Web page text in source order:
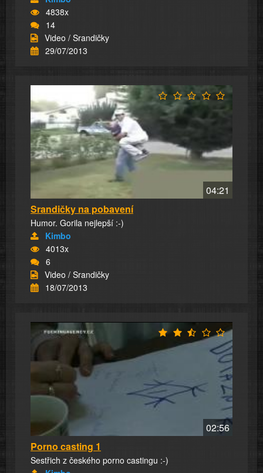
4838x
14
Video / Srandičky
29/07/2013
04:21
Srandičky na pobavení
Humor. Gorila nejlepší :-)
Kimbo
4013x
6
Video / Srandičky
18/07/2013
02:56
Porno casting 1
Sestřich z českého porno castingu :-)